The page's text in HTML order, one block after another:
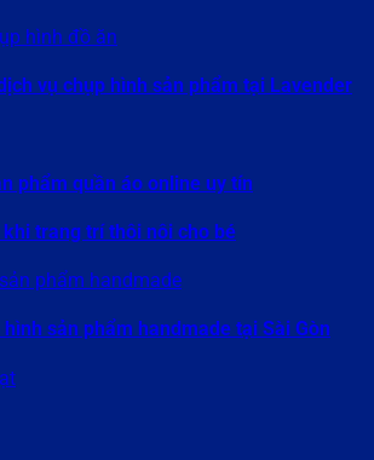
vụ chụp hình sản phẩm tại Lavender
phẩm quần áo online uy tín
trang trí thôi nôi cho bé
hình sản phẩm handmade tại Sài Gòn